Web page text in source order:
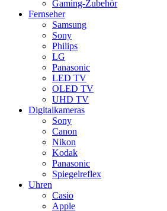
Gaming-Zubehör
Fernseher
Samsung
Sony
Philips
LG
Panasonic
LED TV
OLED TV
UHD TV
Digitalkameras
Sony
Canon
Nikon
Kodak
Panasonic
Spiegelreflex
Uhren
Casio
Apple